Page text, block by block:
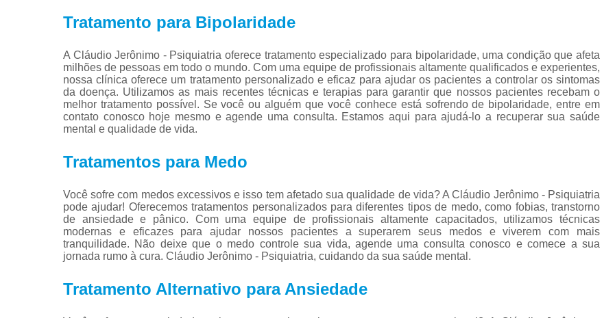
Tratamento
Tratamento de
Tratamento de
Tratamento de
Tratamento
Tratamento para
Tratamento para
Tratamento para
Tratamento para Bipolaridade
A Cláudio Jerônimo - Psiquiatria oferece tratamento especializado para bipolaridade, uma condição que afeta
milhões de pessoas em todo o mundo. Com uma equipe de profissionais altamente qualificados e experientes,
nossa clínica oferece um tratamento personalizado e eficaz para ajudar os pacientes a controlar os sintomas
da doença. Utilizamos as mais recentes técnicas e terapias para garantir que nossos pacientes recebam o
melhor tratamento possível. Se você ou alguém que você conhece está sofrendo de bipolaridade, entre em
contato conosco hoje mesmo e agende uma consulta. Estamos aqui para ajudá-lo a recuperar sua saúde
mental e qualidade de vida.
Tratamentos para Medo
Você sofre com medos excessivos e isso tem afetado sua qualidade de vida? A Cláudio Jerônimo - Psiquiatria
pode ajudar! Oferecemos tratamentos personalizados para diferentes tipos de medo, como fobias, transtorno
de ansiedade e pânico. Com uma equipe de profissionais altamente capacitados, utilizamos técnicas
modernas e eficazes para ajudar nossos pacientes a superarem seus medos e viverem com mais
tranquilidade. Não deixe que o medo controle sua vida, agende uma consulta conosco e comece a sua
jornada rumo à cura. Cláudio Jerônimo - Psiquiatria, cuidando da sua saúde mental.
Tratamento Alternativo para Ansiedade